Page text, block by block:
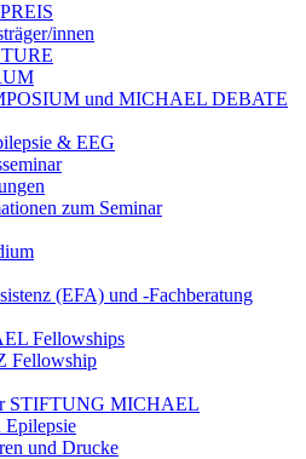
innen
und MICHAEL DEBATE
& EEG
zum Seminar
(EFA) und -Fachberatung
Fellowships
Fellowship
STIFTUNG MICHAEL
Epilepsie
und Drucke